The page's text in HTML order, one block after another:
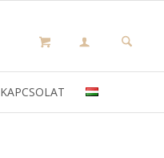
KAPCSOLAT